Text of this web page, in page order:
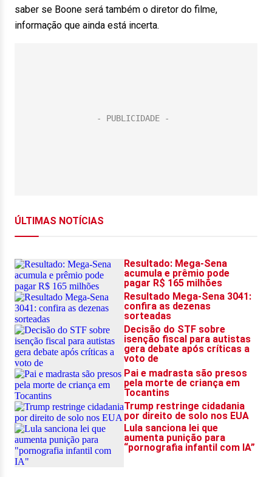
saber se Boone será também o diretor do filme,
informação que ainda está incerta.